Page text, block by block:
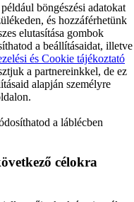
böngészési adatokat
és hozzáférhetünk
elutasítása gombok
a beállításaidat, illetve
és Cookie tájékoztató
a partnereinkkel, de ez
alapján személyre
a láblécben
célokra